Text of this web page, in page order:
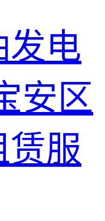
发电
安区
赁服